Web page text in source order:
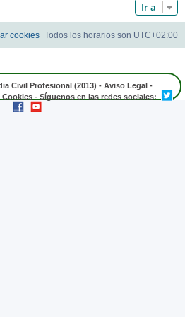
Ir a
Todos los horarios son UTC+02:00
cookies
Civil Profesional (2013) - Aviso Legal -
Cookies- Síguenos en las redes sociales: